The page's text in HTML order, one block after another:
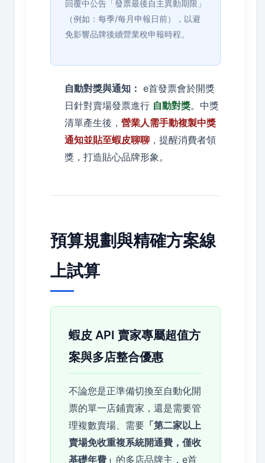
回覆中公告「發票最後自主異動期限」
（例如：每季/每月申報日前），以避
免影響品牌後續營業稅申報時程。
自動對獎與通知： e首發票會於開獎
日針對賣場發票進行 自動對獎。中獎
清單產生後， 營業人需手動複製中獎
通知並貼至蝦皮聊聊 ，提醒消費者領
獎，打造貼心品牌形象。
預算規劃與精確方案線
上試算
蝦皮 API 賣家專屬超值方
案與多店整合優惠
不論您是正準備切換至自動化開
票的單一店鋪賣家，還是需要管
理複數賣場、需要 「第二家以上
賣場免收重複系統開通費，僅收
基礎年費」 的多店品牌主，e首